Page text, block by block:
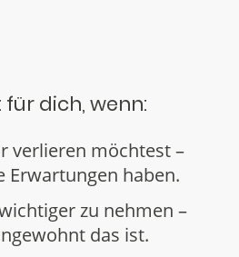
für dich, wenn:
verlieren möchtest –
Erwartungen haben.
zu nehmen –
das ist.